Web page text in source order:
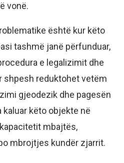
vonë.
është kur këto
tashmë janë përfunduar,
e legalizimit dhe
shpesh reduktohet vetëm
gjeodezik dhe pagesën
kaluar këto objekte në
mbajtës,
mbrojtjes kundër zjarrit.